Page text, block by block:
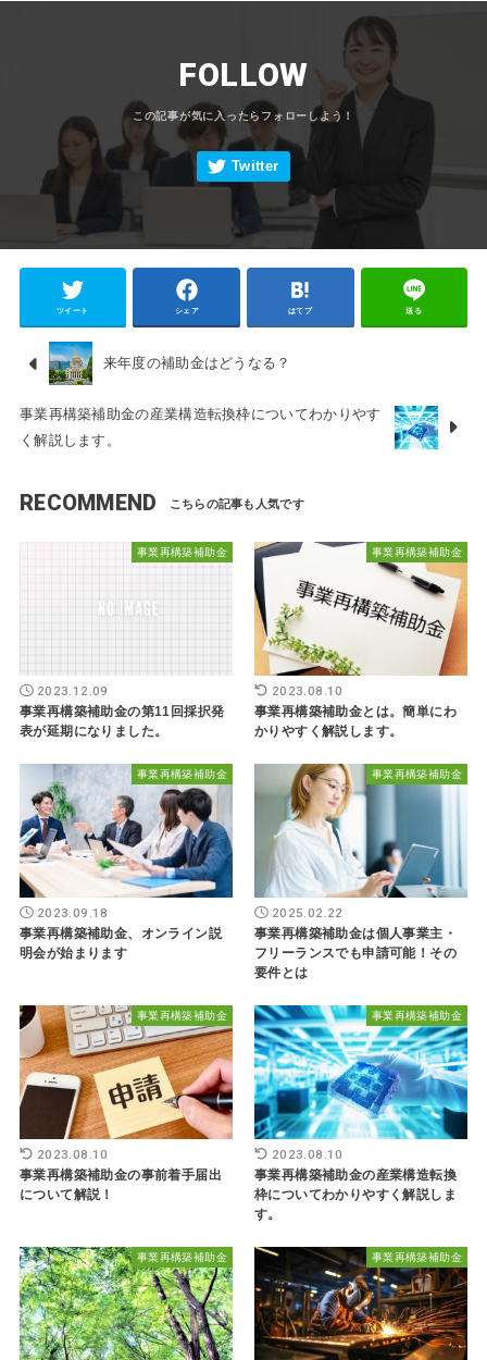
FOLLOW
ツイート シェア はてブ 送る
来年度の補助金はどうなる？
事業再構築補助金の産業構造転換枠についてわかりやす
く解説します。
RECOMMEND
事業再構築補助金
2023.12.09
事業再構築補助金の第11回採択発
表が延期になりました。
事業再構築補助金
2023.08.10
事業再構築補助金とは。簡単にわ
かりやすく解説します。
事業再構築補助金
2023.09.18
事業再構築補助金、オンライン説
明会が始まります
事業再構築補助金
2025.02.22
事業再構築補助金は個人事業主・
フリーランスでも申請可能！その
要件とは
事業再構築補助金
2023.08.10
事業再構築補助金の事前着手届出
について解説！
事業再構築補助金
2023.08.10
事業再構築補助金の産業構造転換
枠についてわかりやすく解説しま
す。
事業再構築補助金 事業再構築補助金